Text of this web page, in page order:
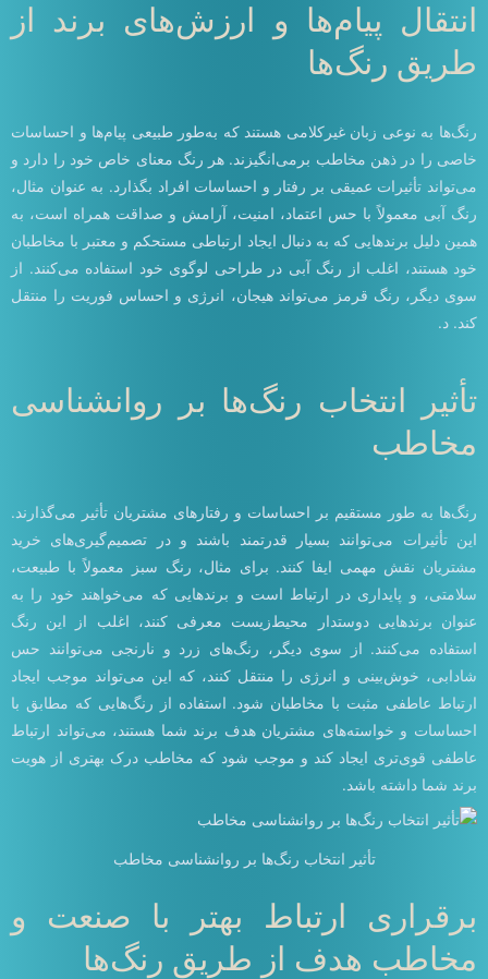
انتقال پیام‌ها و ارزش‌های برند از
طریق رنگ‌ها
رنگ‌ها به نوعی زبان غیرکلامی هستند که به‌طور طبیعی پیام‌ها و احساسات
خاصی را در ذهن مخاطب برمی‌انگیزند. هر رنگ معنای خاص خود را دارد و
می‌تواند تأثیرات عمیقی بر رفتار و احساسات افراد بگذارد. به عنوان مثال،
رنگ آبی معمولاً با حس اعتماد، امنیت، آرامش و صداقت همراه است، به
همین دلیل برندهایی که به دنبال ایجاد ارتباطی مستحکم و معتبر با مخاطبان
خود هستند، اغلب از رنگ آبی در طراحی لوگوی خود استفاده می‌کنند. از
سوی دیگر، رنگ قرمز می‌تواند هیجان، انرژی و احساس فوریت را منتقل
کند. د.
تأثیر انتخاب رنگ‌ها بر روانشناسی
مخاطب
رنگ‌ها به طور مستقیم بر احساسات و رفتارهای مشتریان تأثیر می‌گذارند.
این تأثیرات می‌توانند بسیار قدرتمند باشند و در تصمیم‌گیری‌های خرید
مشتریان نقش مهمی ایفا کنند. برای مثال، رنگ سبز معمولاً با طبیعت،
سلامتی، و پایداری در ارتباط است و برندهایی که می‌خواهند خود را به
عنوان برندهایی دوستدار محیط‌زیست معرفی کنند، اغلب از این رنگ
استفاده می‌کنند. از سوی دیگر، رنگ‌های زرد و نارنجی می‌توانند حس
شادابی، خوش‌بینی و انرژی را منتقل کنند، که این می‌تواند موجب ایجاد
ارتباط عاطفی مثبت با مخاطبان شود. استفاده از رنگ‌هایی که مطابق با
احساسات و خواسته‌های مشتریان هدف برند شما هستند، می‌تواند ارتباط
عاطفی قوی‌تری ایجاد کند و موجب شود که مخاطب درک بهتری از هویت
برند شما داشته باشد.
تأثیر انتخاب رنگ‌ها بر روانشناسی مخاطب
برقراری ارتباط بهتر با صنعت و
مخاطب هدف از طریق رنگ‌ها